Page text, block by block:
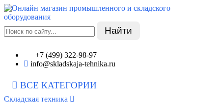
Найти
+7 (499) 322-98-97
info@skladskaja-tehnika.ru
ВСЕ КАТЕГОРИИ
Складская техника